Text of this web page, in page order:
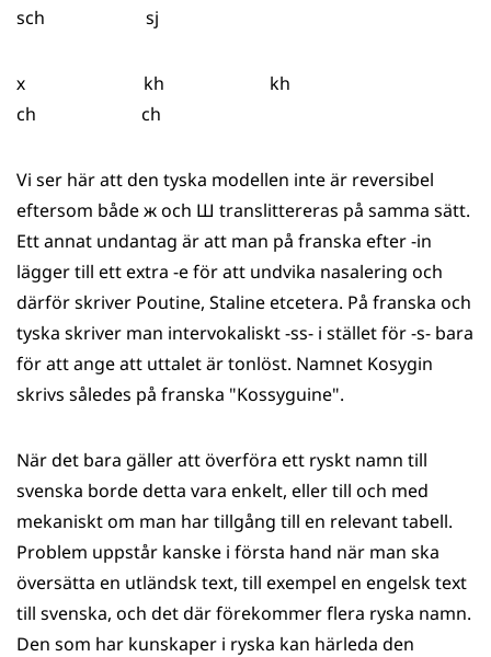
sch sj
х kh kh
ch ch
Vi ser här att den tyska modellen inte är reversibel
eftersom både ж och Ш translittereras på samma sätt.
Ett annat undantag är att man på franska efter -in
lägger till ett extra -e för att undvika nasalering och
därför skriver Poutine, Staline etcetera. På franska och
tyska skriver man intervokaliskt -ss- i stället för -s- bara
för att ange att uttalet är tonlöst. Namnet Kosygin
skrivs således på franska "Kossyguine".
När det bara gäller att överföra ett ryskt namn till
svenska borde detta vara enkelt, eller till och med
mekaniskt om man har tillgång till en relevant tabell.
Problem uppstår kanske i första hand när man ska
översätta en utländsk text, till exempel en engelsk text
till svenska, och det där förekommer flera ryska namn.
Den som har kunskaper i ryska kan härleda den